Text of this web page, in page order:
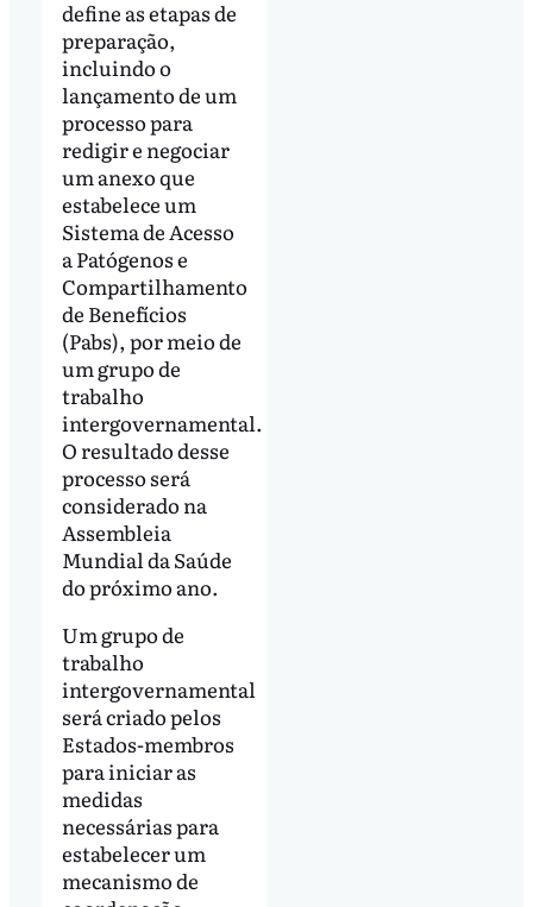
define as etapas de
preparação,
incluindo o
lançamento de um
processo para
redigir e negociar
um anexo que
estabelece um
Sistema de Acesso
a Patógenos e
Compartilhamento
de Benefícios
(Pabs), por meio de
um grupo de
trabalho
intergovernamental.
O resultado desse
processo será
considerado na
Assembleia
Mundial da Saúde
do próximo ano.
Um grupo de
trabalho
intergovernamental
será criado pelos
Estados-membros
para iniciar as
medidas
necessárias para
estabelecer um
mecanismo de